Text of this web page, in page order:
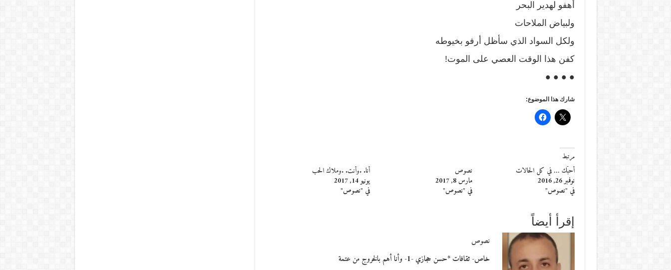
أهفو لهدير البحر
ولبياض الملاحات
ولكل السواد الذي سأظل أرفو بخيوطه
كفن هذا الوقت العصي على الموت!
● ● ● ●
شارك هذا الموضوع:
مرتبط
أحبّك … في كل الحالات
نوفمبر 26, 2016
في "نصوص"
نصوص
مارس 8, 2017
في "نصوص"
أنا. .وأنت. .وملاك الحب
يونيو 14, 2017
في "نصوص"
إقرأ أيضاً
نصوص
خاص- ثقافات *حسن حجازي -1- وأنا أهم بالخروج من عتمة